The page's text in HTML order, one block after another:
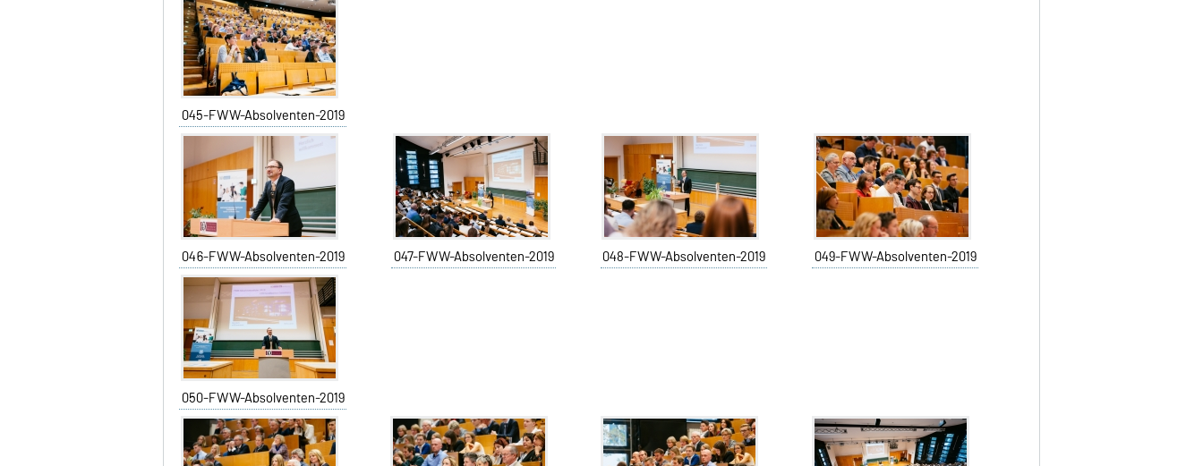
045-FWW-Absolventen-2019
046-FWW-Absolventen-2019 047-FWW-Absolventen-2019 048-FWW-Absolventen-2019 049-FWW-Absolventen-2019
050-FWW-Absolventen-2019